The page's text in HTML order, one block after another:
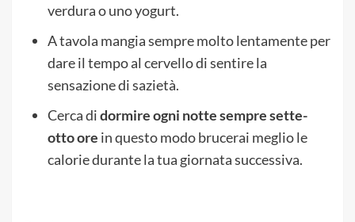
verdura o uno yogurt.
A tavola mangia sempre molto lentamente per
dare il tempo al cervello di sentire la
sensazione di sazietà.
Cerca didormire ogni notte sempre sette-
otto ore in questo modo brucerai meglio le
calorie durante la tua giornata successiva.